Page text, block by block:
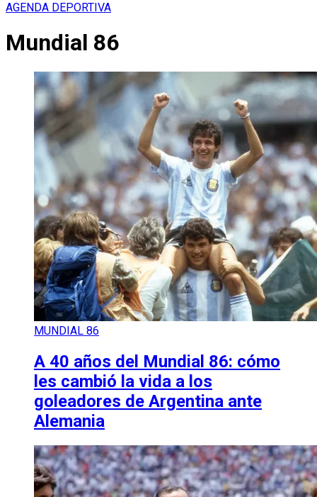
AGENDA DEPORTIVA
Mundial 86
MUNDIAL 86
A 40 años del Mundial 86: cómo
les cambió la vida a los
goleadores de Argentina ante
Alemania